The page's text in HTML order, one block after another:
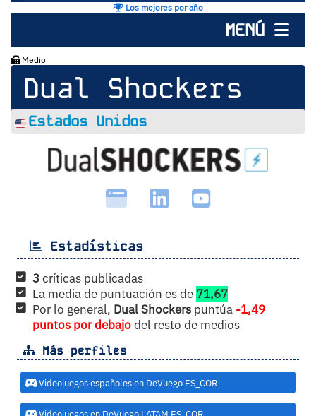
Los mejores por año
MENÚ
Medio
Dual Shockers
Estados Unidos
Estadísticas
3críticas publicadas
La media de puntuación es de 71,67
Por lo general, Dual Shockers puntúa -1,49
puntos por debajodel resto de medios
Más perfiles
Videojuegos españoles en DeVuego ES_COR